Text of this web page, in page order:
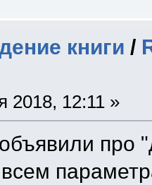
книги /
2018, 12:11 »
про